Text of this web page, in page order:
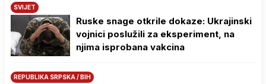
SVIJET
Ruske snage otkrile dokaze: Ukrajinski
vojnici poslužili za eksperiment, na
njima isprobana vakcina
REPUBLIKA SRPSKA / BIH